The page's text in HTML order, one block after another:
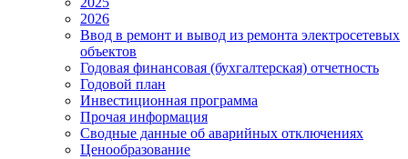
2026
Ввод в ремонт и вывод из ремонта электросетевых
объектов
Годовая финансовая (бухгалтерская) отчетность
Годовой план
Инвестиционная программа
Прочая информация
Сводные данные об аварийных отключениях
Ценообразование